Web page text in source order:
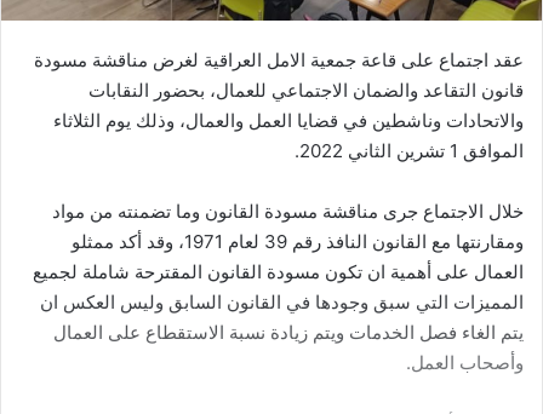
عقد اجتماع على قاعة جمعية الامل العراقية لغرض مناقشة مسودة
قانون التقاعد والضمان الاجتماعي للعمال، بحضور النقابات
والاتحادات وناشطين في قضايا العمل والعمال، وذلك يوم الثلاثاء
الموافق 1 تشرين الثاني 2022.
خلال الاجتماع جرى مناقشة مسودة القانون وما تضمنته من مواد
ومقارنتها مع القانون النافذ رقم 39 لعام 1971، وقد أكد ممثلو
العمال على أهمية ان تكون مسودة القانون المقترحة شاملة لجميع
المميزات التي سبق وجودها في القانون السابق وليس العكس ان
يتم الغاء فصل الخدمات ويتم زيادة نسبة الاستقطاع على العمال
وأصحاب العمل.